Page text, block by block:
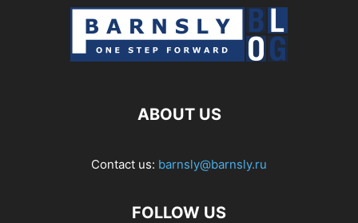
ABOUT US
Contact us: barnsly@barnsly.ru
FOLLOW US